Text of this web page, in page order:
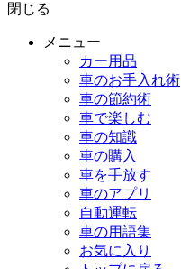
閉じる
メニュー
カー用品
車のお手入れ術
車の節約術
車で楽しむ
車の知識
車の購入
車を手放す
車のアプリ
自動運転
車の用語集
お気に入り